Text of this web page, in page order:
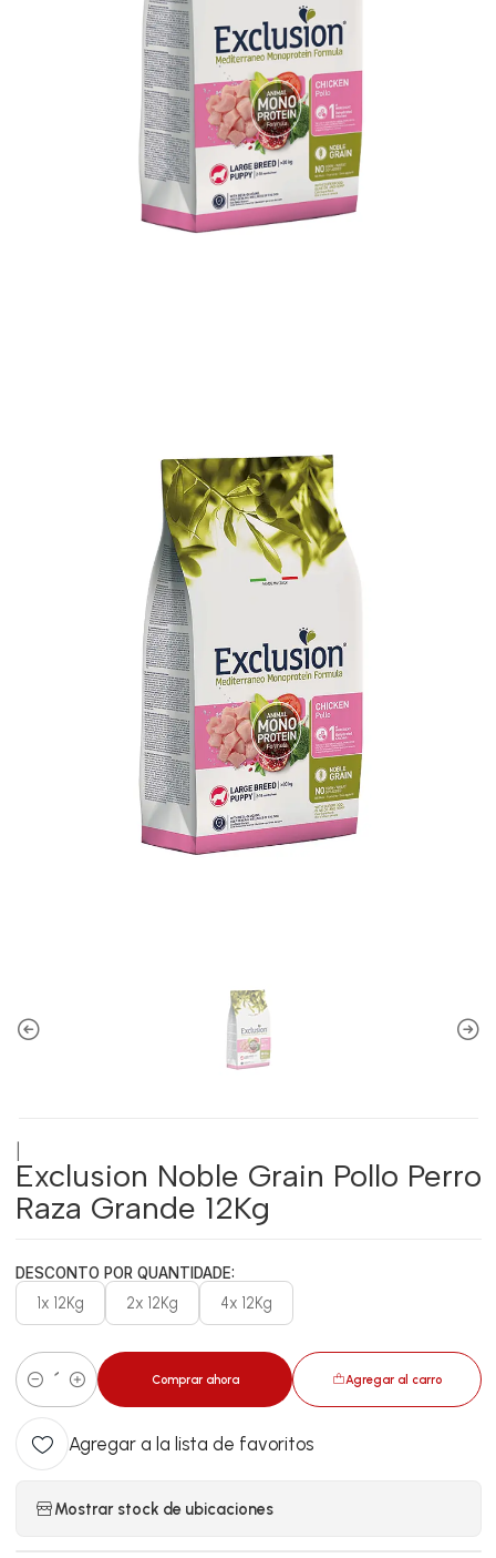
Exclusion Noble Grain Pollo Perro
Raza Grande 12Kg
DESCONTO POR QUANTIDADE:
1x 12Kg 2x 12Kg 4x 12Kg
Cantidad
Agregar al carro
Comprar ahora
Agregar a la lista de favoritos
Mostrar stock de ubicaciones